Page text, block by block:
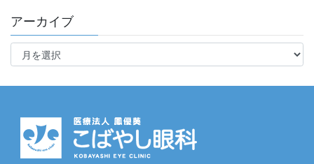
アーカイブ
ア
イ